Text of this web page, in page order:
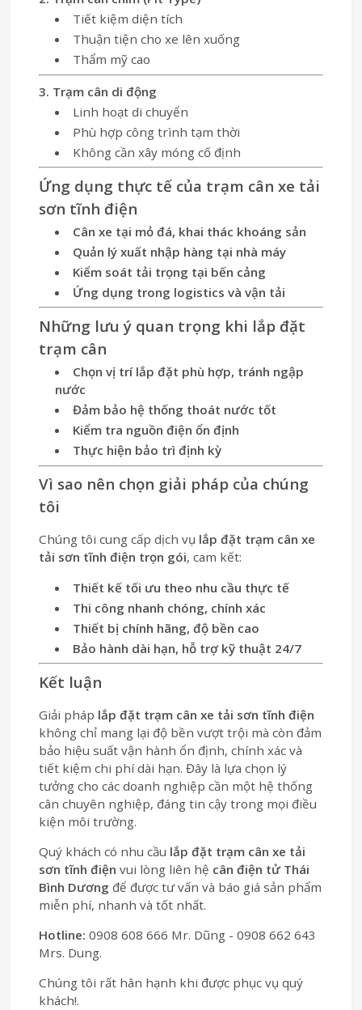
Tiết kiệm diện tích
Thuận tiện cho xe lên xuống
Thẩm mỹ cao
3. Trạm cân di động
Linh hoạt di chuyển
Phù hợp công trình tạm thời
Không cần xây móng cố định
Ứng dụng thực tế của trạm cân xe tải
sơn tĩnh điện
Cân xe tại mỏ đá, khai thác khoáng sản
Quản lý xuất nhập hàng tại nhà máy
Kiểm soát tải trọng tại bến cảng
Ứng dụng trong logistics và vận tải
Những lưu ý quan trọng khi lắp đặt
trạm cân
Chọn vị trí lắp đặt phù hợp, tránh ngập
nước
Đảm bảo hệ thống thoát nước tốt
Kiểm tra nguồn điện ổn định
Thực hiện bảo trì định kỳ
Vì sao nên chọn giải pháp của chúng
tôi
Chúng tôi cung cấp dịch vụ lắp đặt trạm cân xe
tải sơn tĩnh điện trọn gói, cam kết:
Thiết kế tối ưu theo nhu cầu thực tế
Thi công nhanh chóng, chính xác
Thiết bị chính hãng, độ bền cao
Bảo hành dài hạn, hỗ trợ kỹ thuật 24/7
Kết luận
Giải pháp lắp đặt trạm cân xe tải sơn tĩnh điện
không chỉ mang lại độ bền vượt trội mà còn đảm
bảo hiệu suất vận hành ổn định, chính xác và
tiết kiệm chi phí dài hạn. Đây là lựa chọn lý
tưởng cho các doanh nghiệp cần một hệ thống
cân chuyên nghiệp, đáng tin cậy trong mọi điều
kiện môi trường.
Quý khách có nhu cầu lắp đặt trạm cân xe tải
sơn tĩnh điện vui lòng liên hệ cân điện tử Thái
Bình Dương để được tư vấn và báo giá sản phẩm
miễn phí, nhanh và tốt nhất.
Hotline: 0908 608 666 Mr. Dũng - 0908 662 643
Mrs. Dung.
Chúng tôi rất hân hạnh khi được phục vụ quý
khách!.